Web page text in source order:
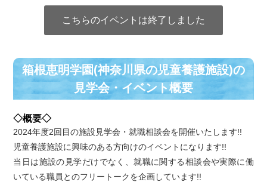
こちらのイベントは終了しました
箱根恵明学園(神奈川県の児童養護施設)の
⾒学会・イベント概要
◇概要◇
2024年度2回目の施設見学会・就職相談会を開催いたします!!
児童養護施設に興味のある方向けのイベントになります!!
当日は施設の見学だけでなく、就職に関する相談会や実際に働
いている職員とのフリートークを企画しています!!